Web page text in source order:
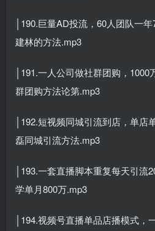
│190.巨量AD投流，60人团队一
建林的方法.mp3
│191.一人公司做社群团购，
群团购方法论第.mp3
│192.短视频同城引流到店，单
磊同城引流方法.mp3
│193.一套直播脚本重复每天引流
学单月800万.mp3
│194.视频号直播单品店播模式